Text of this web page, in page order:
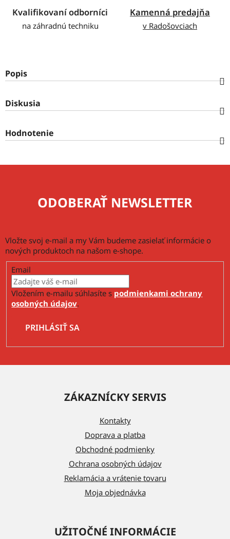
Kvalifikovaní odborníci
na záhradnú techniku
Kamenná predajňa
v Radošovciach
Popis
Diskusia
Hodnotenie
ODOBERAŤ NEWSLETTER
Vložte svoj e-mail a my Vám budeme zasielať informácie o
nových produktoch na našom e-shope.
Email
Vložením e-mailu súhlasíte s podmienkami ochrany
osobných údajov.
PRIHLÁSIŤ SA
ZÁKAZNÍCKY SERVIS
Kontakty
Doprava a platba
Obchodné podmienky
Ochrana osobných údajov
Reklamácia a vrátenie tovaru
Moja objednávka
UŽITOČNÉ INFORMÁCIE